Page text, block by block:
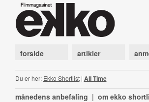
forside artikler
Du er her: Ekko Shortlist| All Time
månedens anbefaling | om ekko